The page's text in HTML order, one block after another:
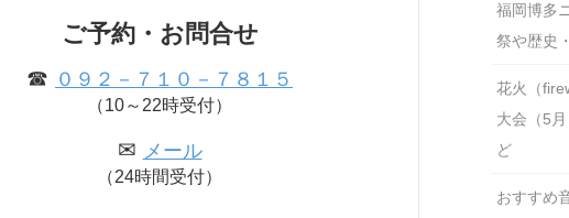
ご予約・お問合せ
☎ ０９２－７１０－７８１５
（10～22時受付）
✉ メール
（24時間受付）
福岡博多
祭や歴史
花火（
大会（5
ど
おすすめ